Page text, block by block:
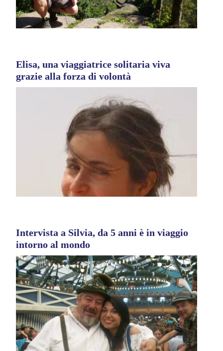
Elisa, una viaggiatrice solitaria viva
grazie alla forza di volontà
Intervista a Silvia, da 5 anni è in viaggio
intorno al mondo